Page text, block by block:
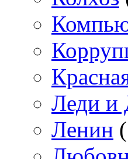
Леди и
Ленин